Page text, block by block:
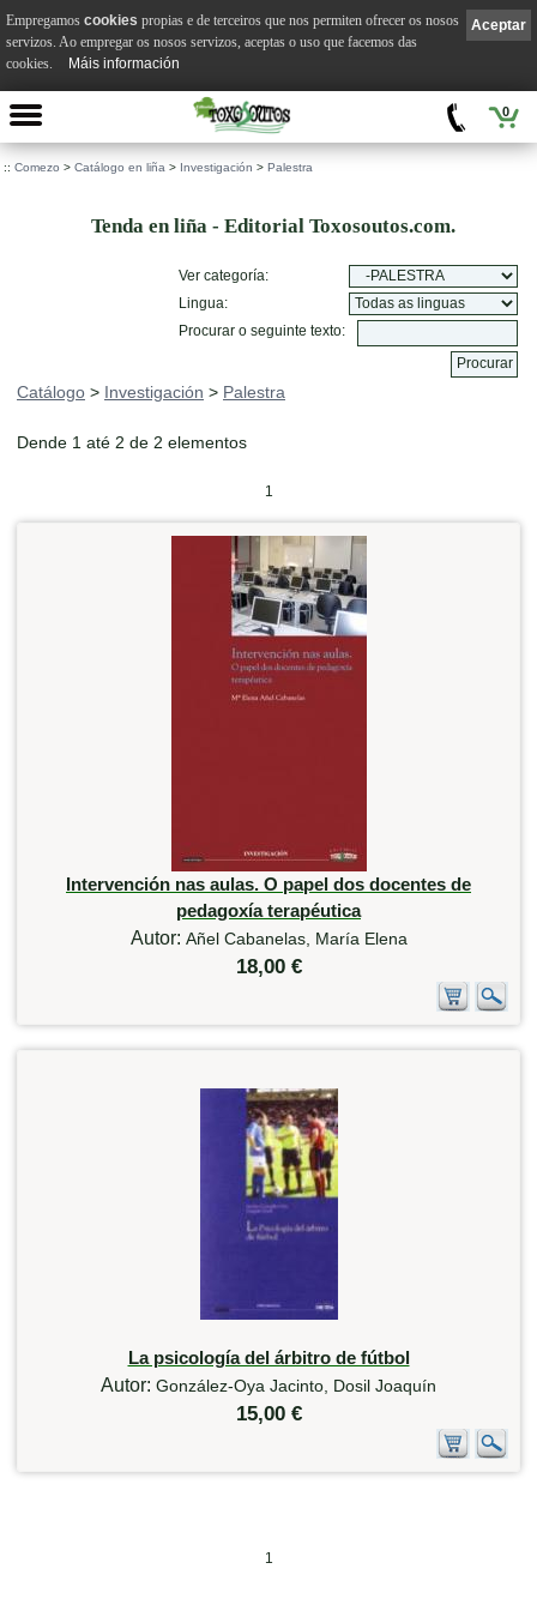
0
:: Comezo > Catálogo en liña > Investigación > Palestra
Tenda en liña - Editorial Toxosoutos.com.
Ver categoría:
Lingua:
Procurar o seguinte texto:
Catálogo > Investigación > Palestra
Dende 1 até 2 de 2 elementos
1
Intervención nas aulas. O papel dos docentes de
pedagoxía terapéutica
Autor: Añel Cabanelas, María Elena
18,00 €
La psicología del árbitro de fútbol
Autor: González-Oya Jacinto, Dosil Joaquín
15,00 €
1
Aceptar
Empregamos cookies propias e de terceiros que nos permiten ofrecer os nosos
servizos. Ao empregar os nosos servizos, aceptas o uso que facemos das
cookies.
Máis información